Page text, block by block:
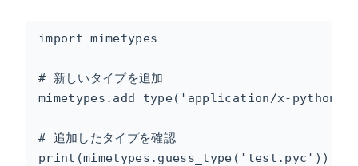
import mimetypes
# 新しいタイプを追加
mimetypes.add_type('application/x-
# 追加したタイプを確認
print(mimetypes.guess_type('test.pyc'))